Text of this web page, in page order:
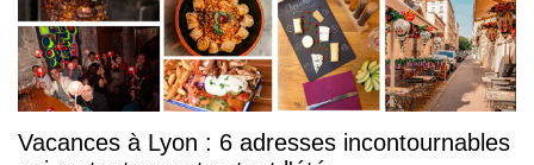
Vacances à Lyon : 6 adresses incontournables